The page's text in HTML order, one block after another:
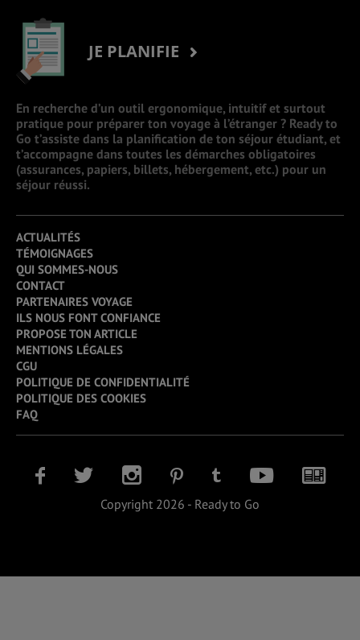
JE PLANIFIE
En recherche d’un outil ergonomique, intuitif et surtout
pratique pour préparer ton voyage à l’étranger ? Ready to
Go t’assiste dans la planification de ton séjour étudiant, et
t’accompagne dans toutes les démarches obligatoires
(assurances, papiers, billets, hébergement, etc.) pour un
séjour réussi.
ACTUALITÉS
TÉMOIGNAGES
QUI SOMMES-NOUS
CONTACT
PARTENAIRES VOYAGE
ILS NOUS FONT CONFIANCE
PROPOSE TON ARTICLE
MENTIONS LÉGALES
CGU
POLITIQUE DE CONFIDENTIALITÉ
POLITIQUE DES COOKIES
FAQ
Copyright 2026 - Ready to Go